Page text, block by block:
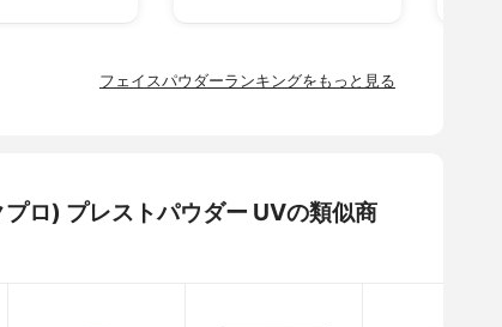
フェイスパウダーランキングをもっと見る
ロ) プレストパウダー UVの類似商